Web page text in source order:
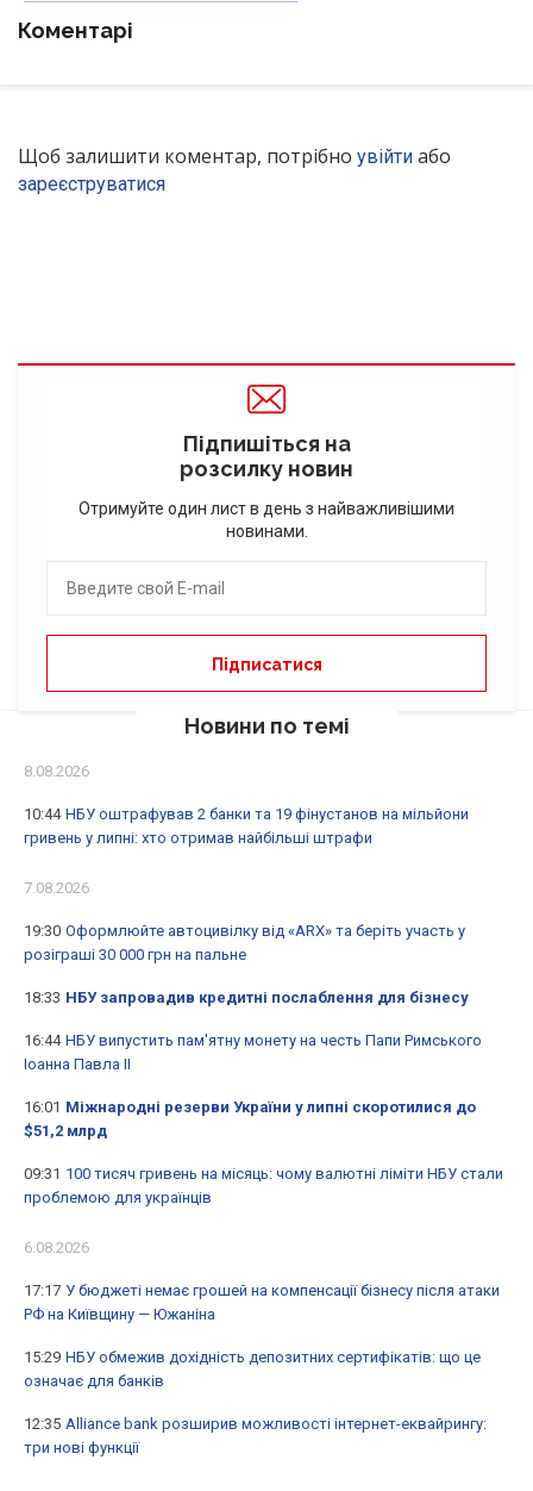
Коментарі
Щоб залишити коментар, потрібно увійти або
зареєструватися
Підпишіться на
розсилку новин
Отримуйте один лист в день з найважливішими
новинами.
Новини по темі
8.08.2026
10:44 НБУ оштрафував 2 банки та 19 фінустанов на мільйони
гривень у липні: хто отримав найбільші штрафи
7.08.2026
19:30 Оформлюйте автоцивілку від «ARX» та беріть участь у
розіграші 30 000 грн на пальне
18:33 НБУ запровадив кредитні послаблення для бізнесу
16:44 НБУ випустить пам'ятну монету на честь Папи Римського
Іоанна Павла II
16:01 Міжнародні резерви України у липні скоротилися до
$51,2 млрд
09:31 100 тисяч гривень на місяць: чому валютні ліміти НБУ стали
проблемою для українців
6.08.2026
17:17 У бюджеті немає грошей на компенсації бізнесу після атаки
РФ на Київщину — Южаніна
15:29 НБУ обмежив дохідність депозитних сертифікатів: що це
означає для банків
12:35 Alliance bank розширив можливості інтернет-еквайрингу:
три нові функції